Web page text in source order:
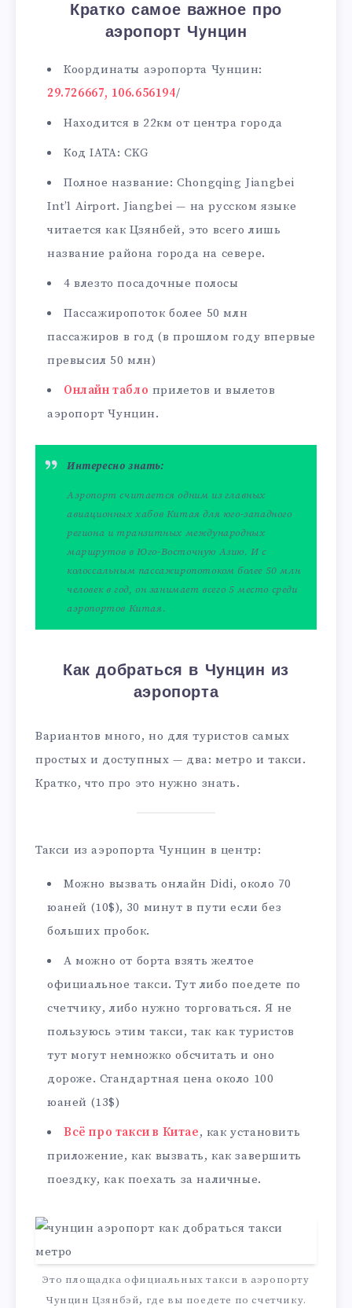
Кратко самое важное про
аэропорт Чунцин
Координаты аэропорта Чунцин:
29.726667, 106.656194/
Находится в 22км от центра города
Код IATA: CKG
Полное название: Chongqing Jiangbei
Int’l Airport. Jiangbei — на русском языке
читается как Цзянбей, это всего лишь
название района города на севере.
4 влезто посадочные полосы
Пассажиропоток более 50 млн
пассажиров в год (в прошлом году впервые
превысил 50 млн)
Онлайн табло прилетов и вылетов
аэропорт Чунцин.
Интересно знать:
Аэропорт считается одним из главных
авиационных хабов Китая для юго-западного
региона и транзитных международных
маршрутов в Юго-Восточную Азию. И с
колоссальным пассажиропотоком более 50 млн
человек в год, он занимает всего 5 место среди
аэропортов Китая.
Как добраться в Чунцин из
аэропорта
Вариантов много, но для туристов самых
простых и доступных — два: метро и такси.
Кратко, что про это нужно знать.
Такси из аэропорта Чунцин в центр:
Можно вызвать онлайн Didi, около 70
юаней (10$), 30 минут в пути если без
больших пробок.
А можно от борта взять желтое
официальное такси. Тут либо поедете по
счетчику, либо нужно торговаться. Я не
пользуюсь этим такси, так как туристов
тут могут немножко обсчитать и оно
дороже. Стандартная цена около 100
юаней (13$)
Всё про такси в Китае, как установить
приложение, как вызвать, как завершить
поездку, как поехать за наличные.
Это площадка официальных такси в аэропорту
Чунцин Цзянбэй, где вы поедете по счетчику.